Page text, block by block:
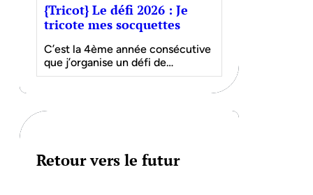
{Tricot} Le défi 2026 : Je
tricote mes socquettes
C’est la 4ème année consécutive
que j’organise un défi de…
Retour vers le futur